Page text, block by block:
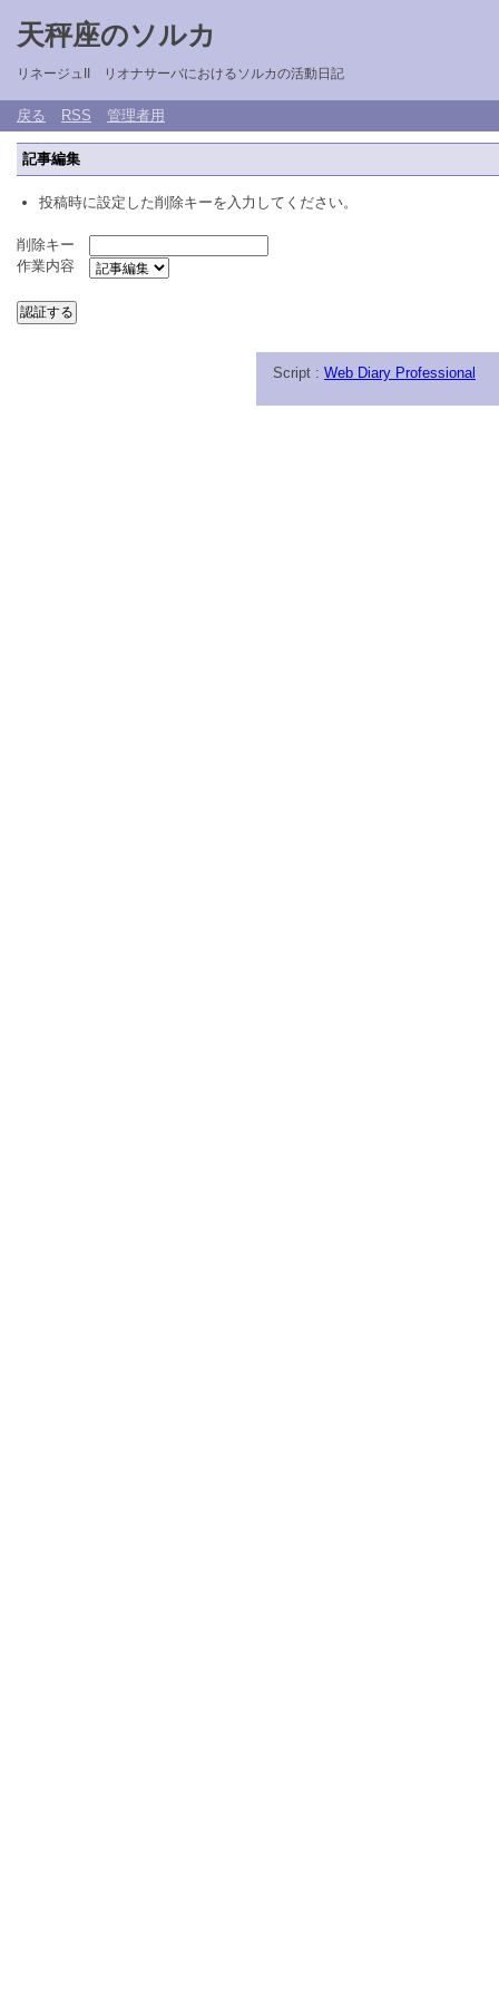
天秤座のソルカ
リネージュII リオナサーバにおけるソルカの活動日記
戻る RSS 管理者用
記事編集
投稿時に設定した削除キーを入力してください。
削除キー
作業内容
Script : Web Diary Professional